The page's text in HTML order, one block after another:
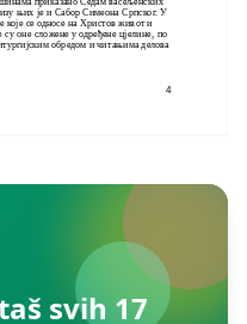
4
приказано Седам васељенских
њих је и Сабор Симеона Српског. У
које се односе на Христов живот и
оне сложене у одређене цјелине, по
обредом и читањима делова
svih 17